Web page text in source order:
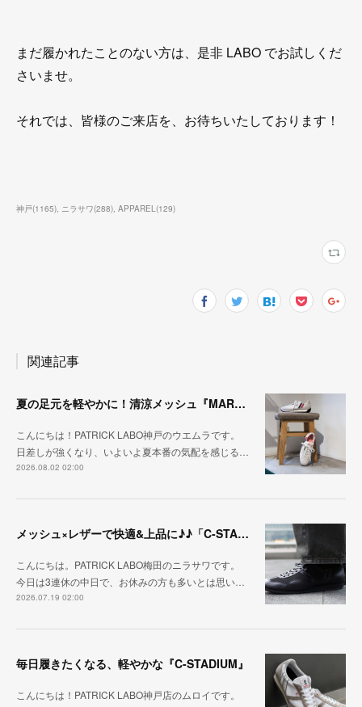
まだ履かれたことのない方は、是非 LABO でお試しくだ
さいませ。
それでは、皆様のご来店を、お待ちいたしております！
神戸(1165) ニラサワ(288) APPAREL(129)
関連記事
夏の足元を軽やかに！清涼メッシュ『MARATHON-ME2』
こんにちは！PATRICK LABO神戸のウエムラです。
日差しが強くなり、いよいよ夏本番の気配を感じる…
2026.08.02 02:00
メッシュ×レザーで快適&上品に♪♪「C-STA-NOBLE（クール・スタジアム・ノーブル）」
こんにちは。PATRICK LABO梅田のニラサワです。
今日は3連休の中日で、お休みの方も多いとは思い…
2026.07.19 02:00
毎日履きたくなる、軽やかな『C-STADIUM』
こんにちは！PATRICK LABO神戸店のムロイです。